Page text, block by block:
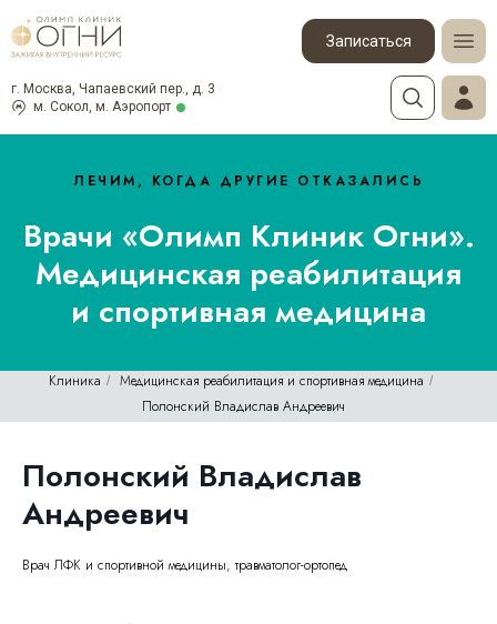
Записаться
м. Сокол, м. Аэропорт
г. Москва, Чапаевский пер., д. 3
ЛЕЧИМ, КОГДА ДРУГИЕ ОТКАЗАЛИСЬ
Врачи «Олимп Клиник Огни».
Медицинская реабилитация
и спортивная медицина
Клиника / Медицинская реабилитация и спортивная медицина /
Полонский Владислав Андреевич
Полонский Владислав
Андреевич
Врач ЛФК и спортивной медицины, травматолог-ортопед